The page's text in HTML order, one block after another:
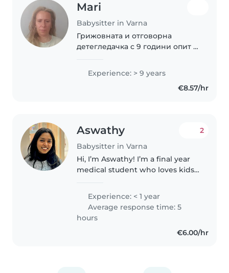
Mari
Babysitter in Varna
Грижовната и отговорна
детегледачка с 9 години опит в
Разположена съм на ваше
детско място за игра и
развлечение. С удоволствие
Experience: > 9 years
€8.57/hr
Aswathy
Babysitter in Varna
2
Hi, I’m Aswathy! I’m a final year
medical student who loves kids
them. I’m caring, responsible,
and patient, and I make sure
children are safe, happy,..
Experience: < 1 year
Average response time: 5
hours
€6.00/hr